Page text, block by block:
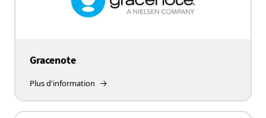
Gracenote
Plus d'information